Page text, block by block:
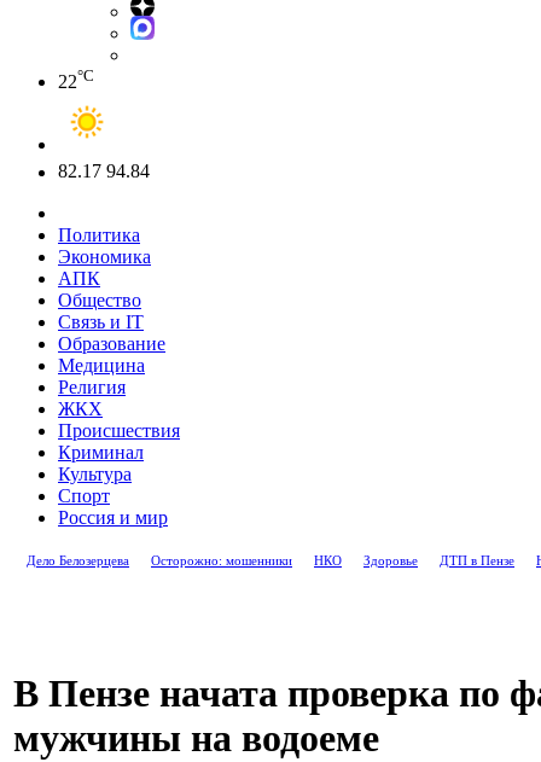
22°C
82.17 94.84
Политика
Экономика
АПК
Общество
Связь и IT
Образование
Медицина
Религия
ЖКХ
Происшествия
Криминал
Культура
Спорт
Россия и мир
Дело Белозерцева Осторожно: мошенники НКО Здоровье ДТП в Пензе
В Пензе начата проверка по
мужчины на водоеме